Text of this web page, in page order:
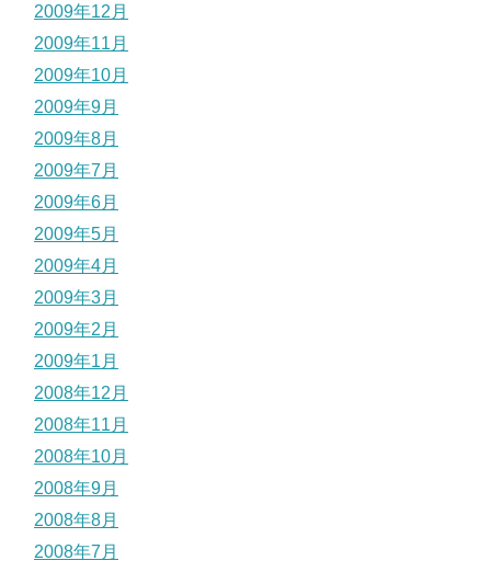
2009年12月
2009年11月
2009年10月
2009年9月
2009年8月
2009年7月
2009年6月
2009年5月
2009年4月
2009年3月
2009年2月
2009年1月
2008年12月
2008年11月
2008年10月
2008年9月
2008年8月
2008年7月